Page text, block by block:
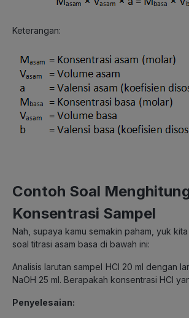
Keterangan:
Contoh Soal
Konsentrasi Sampel
Nah, supaya kamu semakin paham, yuk
soal titrasi asam basa di bawah ini:
Analisis larutan sampel HCl 20 ml dengan
NaOH 25 ml. Berapakah konsentrasi HCl
Penyelesaian: